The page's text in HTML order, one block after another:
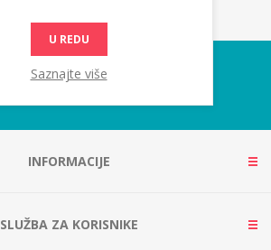
INFORMACIJE
SLUŽBA ZA KORISNIKE
U REDU
Saznajte više